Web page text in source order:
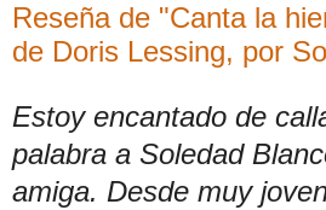
Reseña de "Canta la
de Doris Lessing, por
Estoy encantado de
palabra a Soledad
amiga. Desde muy